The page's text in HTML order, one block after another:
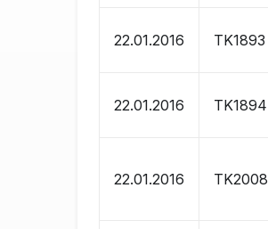
22.01.2016 TK1893
22.01.2016 TK1894
22.01.2016 TK2008